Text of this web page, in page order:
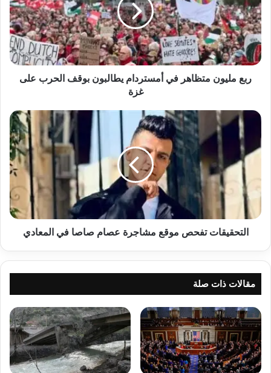
أمستردام
يطالبون
بوقف
الحرب
على
ربع مليون متظاهر في أمستردام يطالبون بوقف الحرب على
غزة
التحقيقات
تفحص
موقع
مشاجرة
عصام
صاصا
في
المعادي
التحقيقات تفحص موقع مشاجرة عصام صاصا في المعادي
مقالات ذات صلة